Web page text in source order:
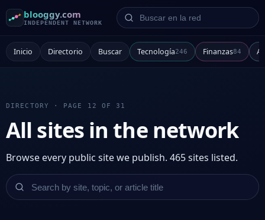
blooggy.com
INDEPENDENT NETWORK
Buscar en la red
Inicio Directorio Buscar Tecnología246 Finanzas84
DIRECTORY · PAGE 12 OF 31
All sites in the network
Browse every public site we publish. 465 sites listed.